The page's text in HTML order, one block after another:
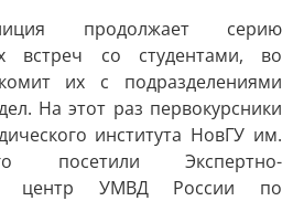
продолжает серию
встреч со студентами, во
их с подразделениями
На этот раз первокурсники
института НовГУ им.
посетили Экспертно-
центр УМВД России по